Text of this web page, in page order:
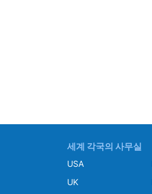
세계 각국의 사무실
USA
UK